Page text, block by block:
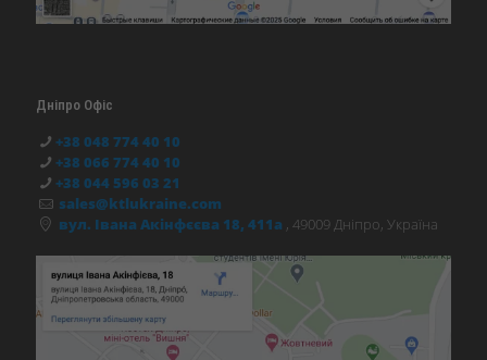
Дніпро Офіс
+38 048 774 40 10
+38 066 774 40 10
+38 044 596 03 21
sales@ktlukraine.com
вул. Івана Акінфєєва 18, 411а , 49009 Дніпро, Україна